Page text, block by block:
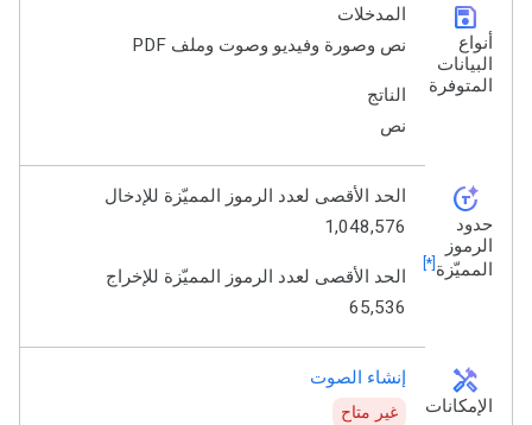
save
أنواع
البيانات
المتوفرة
المدخلات
نص وصورة وفيديو وصوت وملف PDF
الناتج
نص
token_auto
حدود
الرموز
المميّزة [*]
الحد الأقصى لعدد الرموز المميّزة للإدخال
1,048,576
الحد الأقصى لعدد الرموز المميّزة للإخراج
65,536
handyman
الإمكانات
إنشاء الصوت
غير متاح